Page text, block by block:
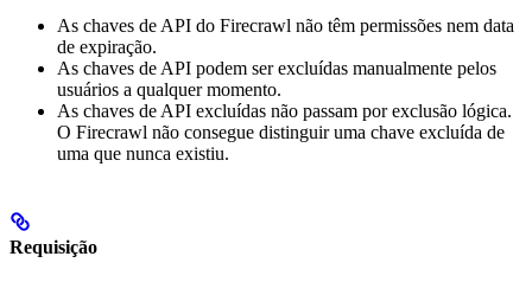
As chaves de API do Firecrawl não têm permissões nem data
de expiração.
As chaves de API podem ser excluídas manualmente pelos
usuários a qualquer momento.
As chaves de API excluídas não passam por exclusão lógica.
O Firecrawl não consegue distinguir uma chave excluída de
uma que nunca existiu.
Requisição